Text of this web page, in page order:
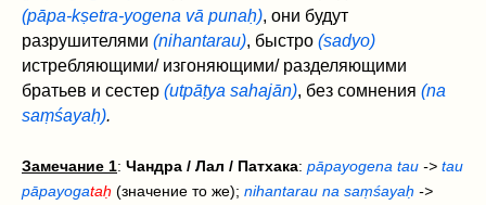
(pāpa-kṣetra-yogena vā punaḥ), они будут
разрушителями (nihantarau), быстро (sadyo)
истребляющими/ изгоняющими/ разделяющими
братьев и сестер (utpāṭya sahajān), без сомнения (na
saṃśayaḥ).
Замечание 1: Чандра / Лал / Патхака: pāpayogena tau -> tau
pāpayogataḥ (значение то же); nihantarau na saṃśayaḥ ->